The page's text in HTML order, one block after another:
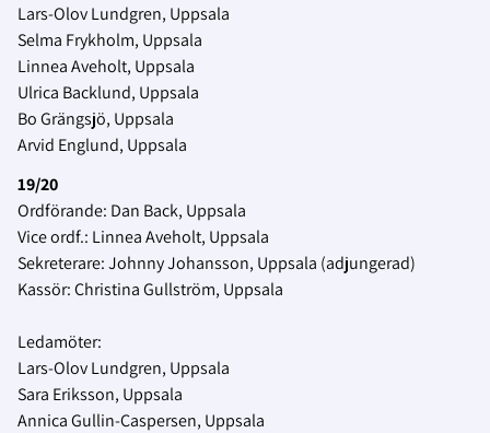
Lars-Olov Lundgren, Uppsala
Selma Frykholm, Uppsala
Linnea Aveholt, Uppsala
Ulrica Backlund, Uppsala
Bo Grängsjö, Uppsala
Arvid Englund, Uppsala
19/20
Ordförande: Dan Back, Uppsala
Vice ordf.: Linnea Aveholt, Uppsala
Sekreterare: Johnny Johansson, Uppsala (adjungerad)
Kassör: Christina Gullström, Uppsala
Ledamöter:
Lars-Olov Lundgren, Uppsala
Sara Eriksson, Uppsala
Annica Gullin-Caspersen, Uppsala